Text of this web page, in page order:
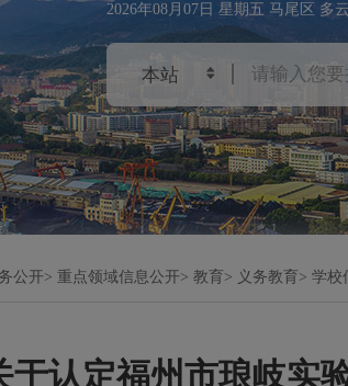
2026年08月07日 星期五 马尾区 多
公开 重点领域信息公开 教育 义务教育 学校
于认定福州市琅岐实